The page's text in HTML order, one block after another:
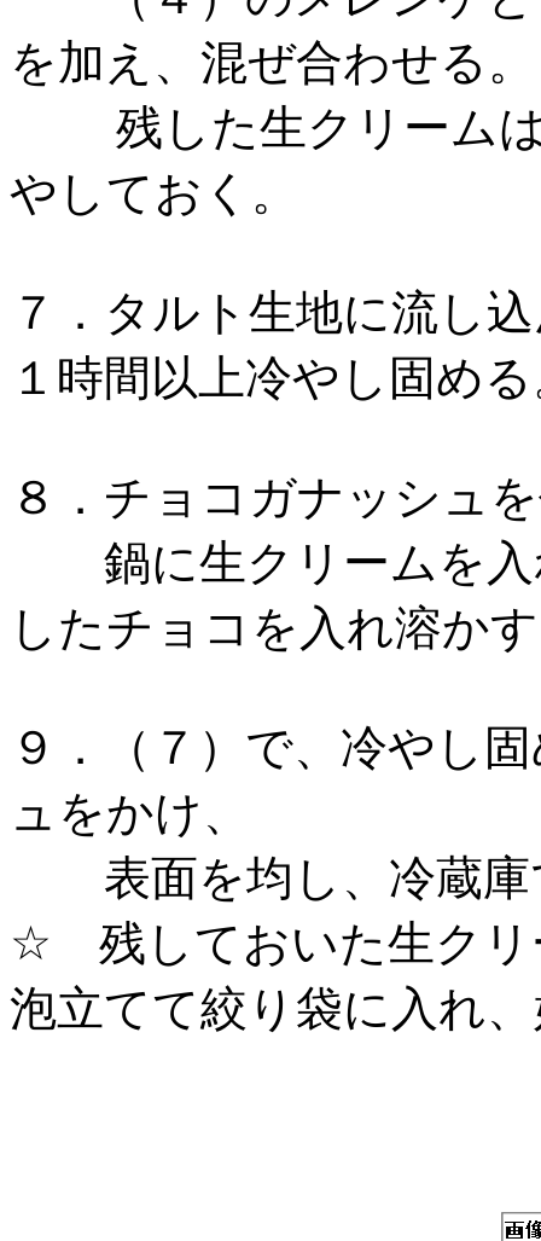
を加え、混ぜ合わせる。
残した生クリームは
やしておく。
７．タルト生地に流し
１時間以上冷やし固め
８．チョコガナッシュ
鍋に生クリームを入
したチョコを入れ溶か
９．（７）で、冷やし
ュをかけ、
表面を均し、冷蔵庫
☆ 残しておいた生クリ
泡立てて絞り袋に入れ